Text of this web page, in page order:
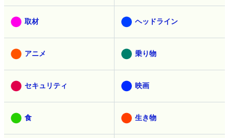
取材 ヘッドライン
アニメ 乗り物
セキュリティ 映画
食 生き物